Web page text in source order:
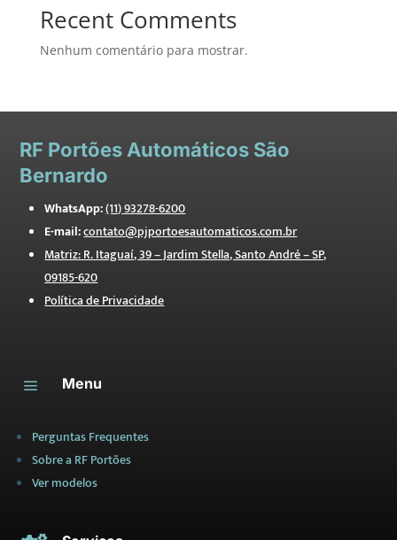
Recent Comments
Nenhum comentário para mostrar.
RF Portões Automáticos São
Bernardo
WhatsApp:(11) 93278-6200
E-mail:contato@pjportoesautomaticos.com.br
Matriz: R. Itaguaí, 39 – Jardim Stella, Santo André – SP,
09185-620
Política de Privacidade
a Menu
Perguntas Frequentes
Sobre a RF Portões
Ver modelos